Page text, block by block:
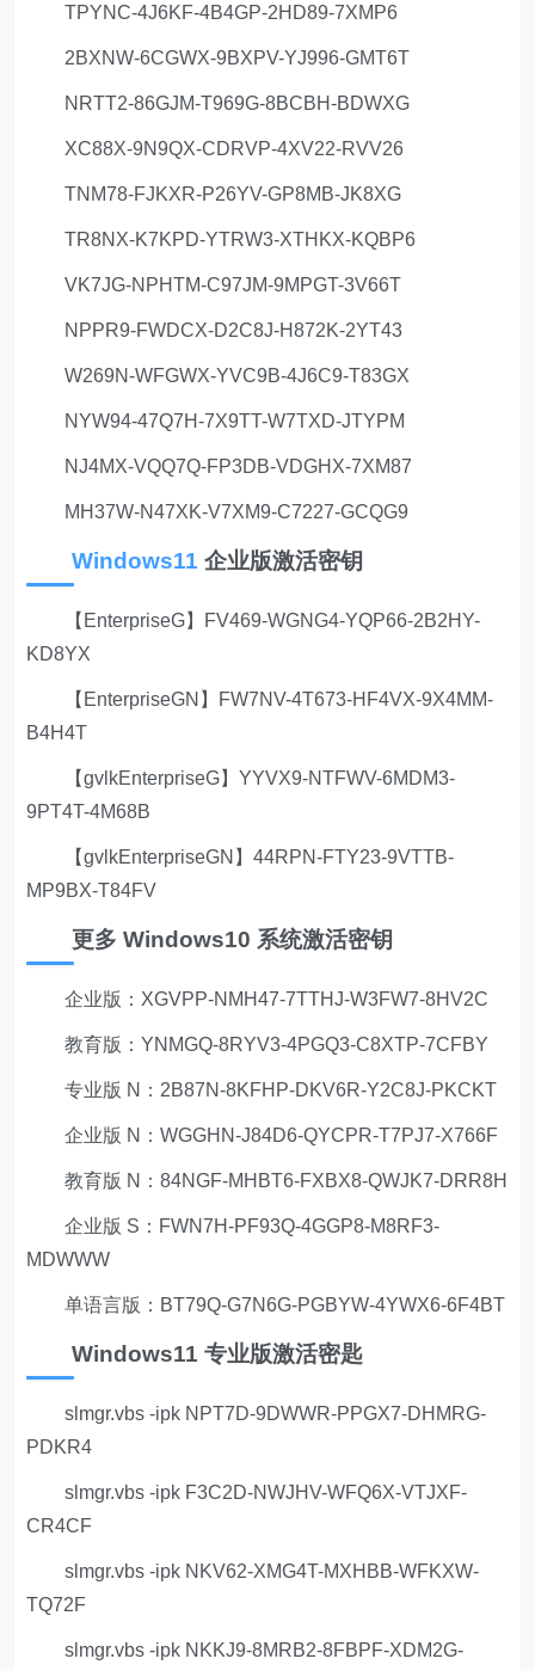
TPYNC-4J6KF-4B4GP-2HD89-7XMP6
2BXNW-6CGWX-9BXPV-YJ996-GMT6T
NRTT2-86GJM-T969G-8BCBH-BDWXG
XC88X-9N9QX-CDRVP-4XV22-RVV26
TNM78-FJKXR-P26YV-GP8MB-JK8XG
TR8NX-K7KPD-YTRW3-XTHKX-KQBP6
VK7JG-NPHTM-C97JM-9MPGT-3V66T
NPPR9-FWDCX-D2C8J-H872K-2YT43
W269N-WFGWX-YVC9B-4J6C9-T83GX
NYW94-47Q7H-7X9TT-W7TXD-JTYPM
NJ4MX-VQQ7Q-FP3DB-VDGHX-7XM87
MH37W-N47XK-V7XM9-C7227-GCQG9
Windows11 企业版激活密钥
【EnterpriseG】FV469-WGNG4-YQP66-2B2HY-
KD8YX
【EnterpriseGN】FW7NV-4T673-HF4VX-9X4MM-
B4H4T
【gvlkEnterpriseG】YYVX9-NTFWV-6MDM3-
9PT4T-4M68B
【gvlkEnterpriseGN】44RPN-FTY23-9VTTB-
MP9BX-T84FV
更多 Windows10 系统激活密钥
企业版：XGVPP-NMH47-7TTHJ-W3FW7-8HV2C
教育版：YNMGQ-8RYV3-4PGQ3-C8XTP-7CFBY
专业版 N：2B87N-8KFHP-DKV6R-Y2C8J-PKCKT
企业版 N：WGGHN-J84D6-QYCPR-T7PJ7-X766F
教育版 N：84NGF-MHBT6-FXBX8-QWJK7-DRR8H
企业版 S：FWN7H-PF93Q-4GGP8-M8RF3-
MDWWW
单语言版：BT79Q-G7N6G-PGBYW-4YWX6-6F4BT
Windows11 专业版激活密匙
slmgr.vbs -ipk NPT7D-9DWWR-PPGX7-DHMRG-
PDKR4
slmgr.vbs -ipk F3C2D-NWJHV-WFQ6X-VTJXF-
CR4CF
slmgr.vbs -ipk NKV62-XMG4T-MXHBB-WFKXW-
TQ72F
slmgr.vbs -ipk NKKJ9-8MRB2-8FBPF-XDM2G-